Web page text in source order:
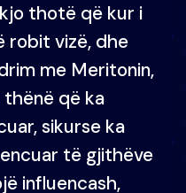
thotë që kur i
robit vizë, dhe
me Meritonin,
thënë që ka
sikurse ka
të gjithëve
influencash,